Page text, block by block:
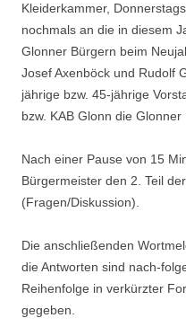
Kleiderkammer,
nochmals an die in diesem
Glonner Bürgern beim
Josef Axenböck und Rudolf
jährige bzw. 45-jährige
bzw. KAB Glonn die Glonner
Nach einer Pause von 15
Bürgermeister den 2. Teil
(Fragen/Diskussion).
Die anschließenden
die Antworten sind nach-
Reihenfolge in verkürzter
gegeben.